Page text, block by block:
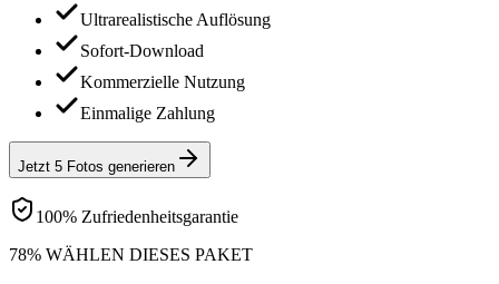
Ultrarealistische Auflösung
Sofort-Download
Kommerzielle Nutzung
Einmalige Zahlung
Jetzt 5 Fotos generieren
100% Zufriedenheitsgarantie
78% WÄHLEN DIESES PAKET